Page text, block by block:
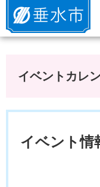
垂水市
イベントカレ
イベント情